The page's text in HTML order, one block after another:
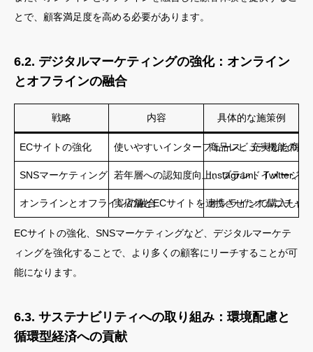
とで、顧客満足度を高める必要があります。
6.2. デジタルマーケティングの強化：オンライン
とオフラインの融合
戦略 内容 具体的な施策例
ECサイトの強化 使いやすいインターフェース、充実した商品
商品レビュー機能の導
SNSマーケティング 若年層への認知度向上、ブランドイメージの
Instagram、Twitter、
オンラインとオフラインの融合実店舗とECサイトを連携させたオムニチャ
オンラインで購入した
ECサイトの強化、SNSマーケティングなど、デジタルマーケテ
ィングを強化することで、より多くの顧客にリーチすることが可
能になります。
6.3. サステナビリティへの取り組み：環境配慮と
循環型経済への貢献